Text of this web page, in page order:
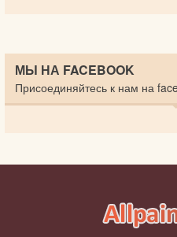
МЫ НА FACEBOOK
Присоединяйтесь к нам на